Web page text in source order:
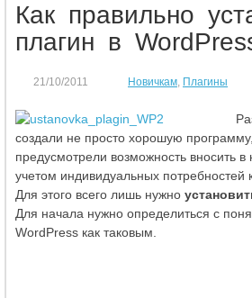
Как правильно
плагин в
21/10/2011 Новичкам, Плагины
создали не просто хорошую
предусмотрели возможность вносить
учетом индивидуальных потребностей
Для этого всего лишь нужно
Для начала нужно определиться с
WordPress как таковым.